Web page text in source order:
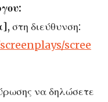
], στη διεύθυνση:
scree
να δηλώσετε